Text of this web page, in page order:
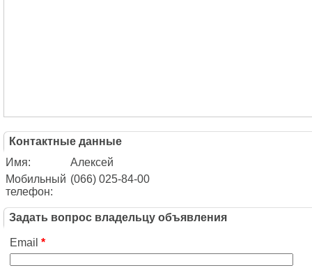
Контактные данные
Имя:
Алексей
Мобильный
телефон:
(066) 025-84-00
Задать вопрос владельцу объявления
Email *